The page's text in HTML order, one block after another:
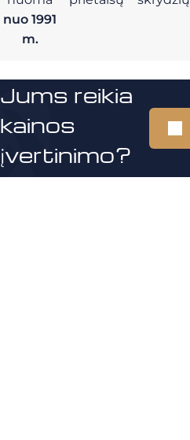
nuo 1991
m.
Jums reikia
kainos
įvertinimo?